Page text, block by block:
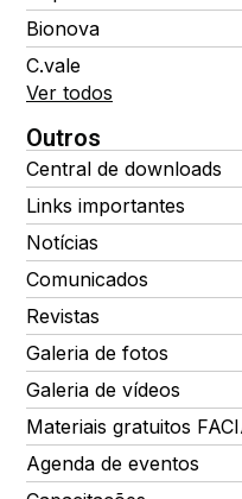
Bionova
C.vale
Ver todos
Outros
Central de downloads
Links importantes
Notícias
Comunicados
Revistas
Galeria de fotos
Galeria de vídeos
Materiais gratuitos
Agenda de eventos